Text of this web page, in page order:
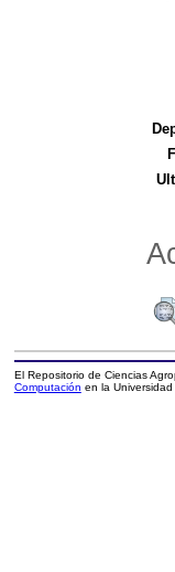
El Repositorio de Ciencias
Computación en la